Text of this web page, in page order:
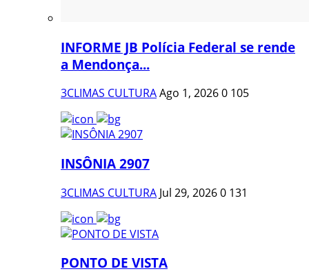
INFORME JB Polícia Federal se rende
a Mendonça...
3CLIMAS CULTURAAgo 1, 20260 105
INSÔNIA 2907
3CLIMAS CULTURA Jul 29, 20260 131
PONTO DE VISTA